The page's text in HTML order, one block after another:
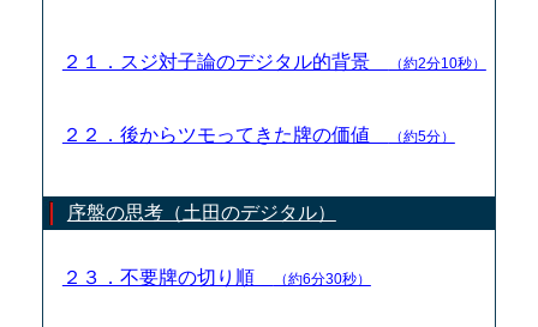
２１．スジ対子論のデジタル的背景 （約2分10秒）
２２．後からツモってきた牌の価値 （約5分）
序盤の思考（土田のデジタル）
２３．不要牌の切り順 （約6分30秒）